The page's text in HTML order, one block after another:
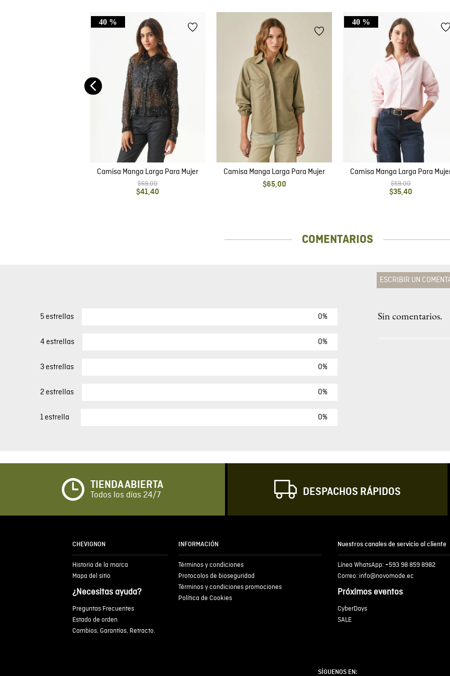
40 %
Camisa Manga Larga Para Mujer
$69,00
$41,40
Camisa Manga Larga Para Mujer
$65,00
40 %
Camisa Manga Larga Para
$59,00
$35,40
COMENTARIOS
5 estrellas 0%
4 estrellas 0%
3 estrellas 0%
2 estrellas 0%
1 estrella 0%
ESCRIBIR UN
Agregar
Escribir comentario
Sin comentarios.
TIENDA ABIERTA
Todos los días 24/7 DESPACHOS RÁPIDOS
CHEVIGNON
Historia de la marca
Mapa del sitio
¿Necesitas ayuda?
Preguntas Frecuentes
Estado de orden
Cambios, Garantías, Retracto.
INFORMACIÓN
Términos y condiciones
Protocolos de bioseguridad
Términos y condiciones promociones
Política de Cookies
Nuestros canales de servicio al cliente
Línea WhatsApp: +593 98 859 8982
Correo: info@novomode.ec
Próximos eventos
CyberDays
SALE
SÍGUENOS EN: